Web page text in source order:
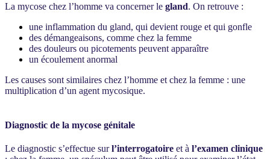
La mycose chez l’homme va concerner le gland. On retrouve :
une inflammation du gland, qui devient rouge et qui gonfle
des démangeaisons, comme chez la femme
des douleurs ou picotements peuvent apparaître
un écoulement anormal
Les causes sont similaires chez l’homme et chez la femme : une
multiplication d’un agent mycosique.
Diagnostic de la mycose génitale
Le diagnostic s’effectue surl’interrogatoire et à l’examen clinique